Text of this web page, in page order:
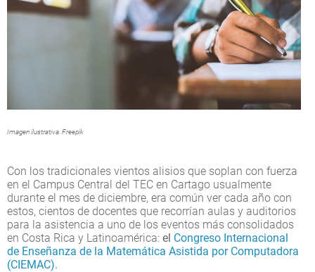
Imagen ilustrativa. Freepik
Con los tradicionales vientos alisios que soplan con fuerza
en el Campus Central del TEC en Cartago usualmente
durante el mes de diciembre, era común ver cada año con
estos, cientos de docentes que recorrían aulas y auditorios
para la asistencia a uno de los eventos más consolidados
en Costa Rica y Latinoamérica: el Congreso Internacional
de Enseñanza de la Matemática Asistida por Computadora
(CIEMAC).